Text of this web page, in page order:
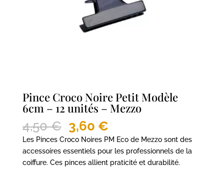
Pince Croco Noire Petit Modèle
6cm – 12 unités – Mezzo
4,50€ Le
prix
initial
était :
3,60 €Le
prix
actuel
est :
3,60 €.
Les Pinces Croco Noires PM Eco de Mezzo sont des
accessoires essentiels pour les professionnels de la
coiffure. Ces pinces allient praticité et durabilité.